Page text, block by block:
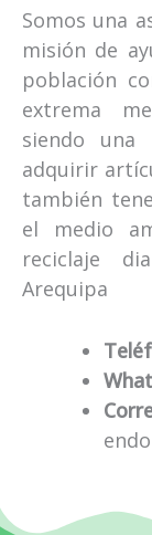
Somos una
misión de
población
extrema
siendo una
adquirir
también
el medio
reciclaje
Arequipa